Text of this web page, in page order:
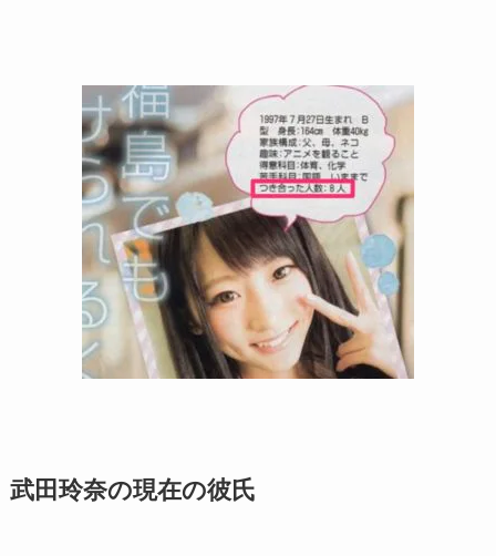
武田玲奈の現在の彼氏